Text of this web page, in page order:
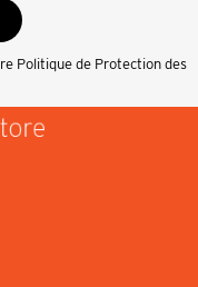
Politique de Protection des